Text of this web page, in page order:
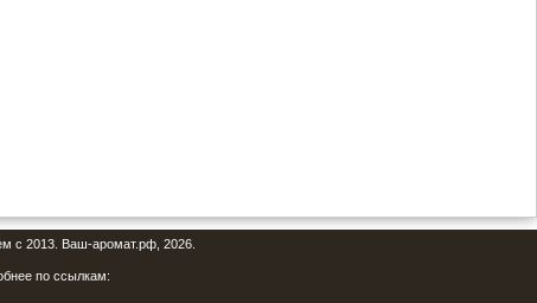
с 2013. Ваш-аромат.рф, 2026.
по ссылкам: